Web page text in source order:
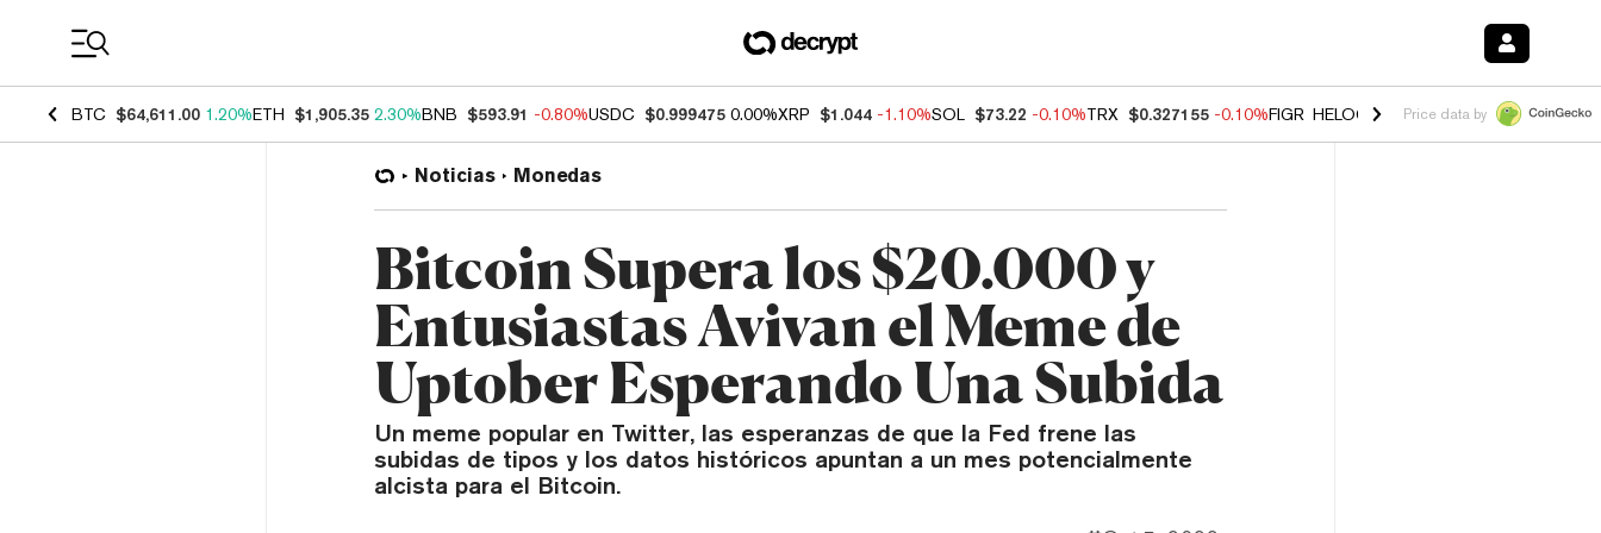
BTC $64,611.00 1.20%ETH $1,905.35 2.30%BNB $593.91 -0.80%USDC $0.999475 0.00%XRP $1.044 -1.10%SOL $73.22 -0.10%TRX $0.327155 -0.10%FIGR_HELOC $1.02 1.70% HYPE $55.56 -
Price data by
Noticias Monedas
Bitcoin Supera los $20.000 y
Entusiastas Avivan el Meme de
Uptober Esperando Una Subida
Un meme popular en Twitter, las esperanzas de que la Fed frene las
subidas de tipos y los datos históricos apuntan a un mes potencialmente
alcista para el Bitcoin.